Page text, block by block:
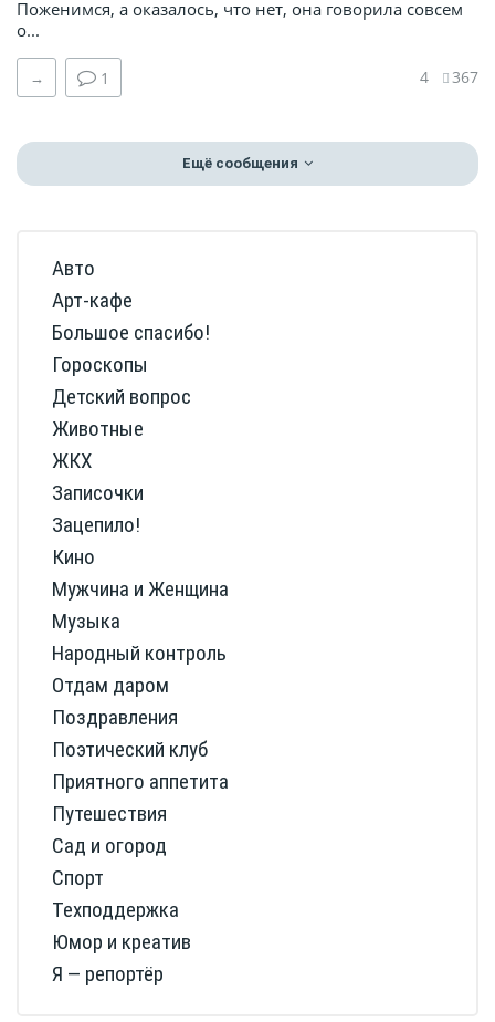
Поженимся, а оказалось, что нет, она говорила совсем
о...
→ 1 4 367
Ещё сообщения
Авто
Арт-кафе
Большое спасибо!
Гороскопы
Детский вопрос
Животные
ЖКХ
Записочки
Зацепило!
Кино
Мужчина и Женщина
Музыка
Народный контроль
Отдам даром
Поздравления
Поэтический клуб
Приятного аппетита
Путешествия
Сад и огород
Спорт
Техподдержка
Юмор и креатив
Я — репортёр